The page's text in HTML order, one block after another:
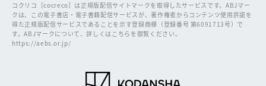
コクリコ［cocreco］は正規版配信サイトマークを取得したサービスです。ABJマー
クは、この電子書店・電子書籍配信サービスが、著作権者からコンテンツ使用許諾を
得た正規版配信サービスであることを示す登録商標（登録番号 第6091713号）で
す。ABJマークについて、詳しくはこちらを御覧ください。
https://aebs.or.jp/